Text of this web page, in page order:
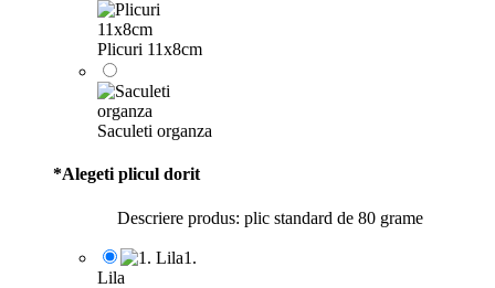
Plicuri 11x8cm
Saculeti organza
*Alegeti plicul dorit
Descriere produs: plic standard de 80 grame
1.
Lila